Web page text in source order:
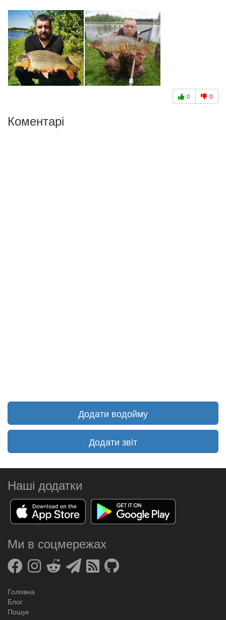
0 0
Коментарі
Додати водойму
Додати звіт
Наші додатки
Ми в соцмережах
Головна
Блог
Пошук